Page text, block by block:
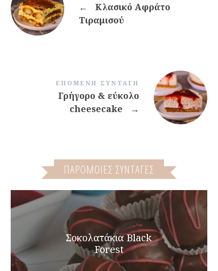
←
Κλασικό Αφράτο
Τιραμισού
ΕΠΌΜΕΝΗ ΣΥΝΤΑΓΉ
Γρήγορο & εύκολο
cheesecake
→
ΠΑΡΌΜΟΙΕΣ ΣΥΝΤΑΓΈΣ
Σοκολατάκια Black
Forest